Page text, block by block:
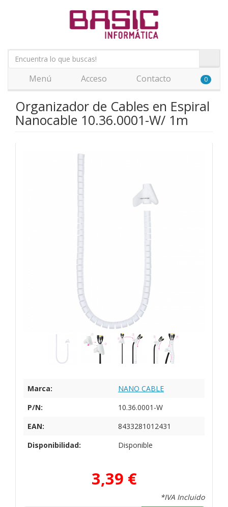
Menú Acceso Contacto 0
Organizador de Cables en Espiral
Nanocable 10.36.0001-W/ 1m
Marca:
NANO CABLE
P/N:
10.36.0001-W
EAN:
8433281012431
Disponibilidad:
Disponible
3,39 €
*IVA Incluido